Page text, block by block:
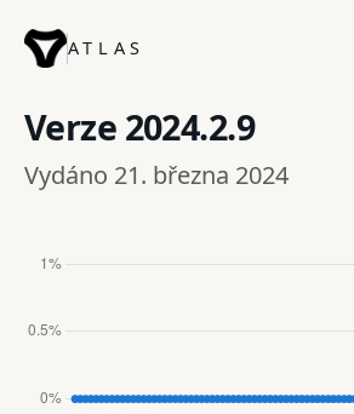
ATLAS
Verze 2024.2.9
Vydáno 21. března 2024